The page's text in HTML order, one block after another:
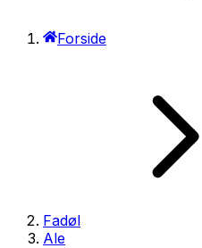
Forside
Fadøl
Ale